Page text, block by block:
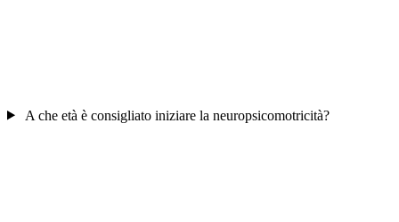
A che età è consigliato iniziare la neuropsicomotricità?